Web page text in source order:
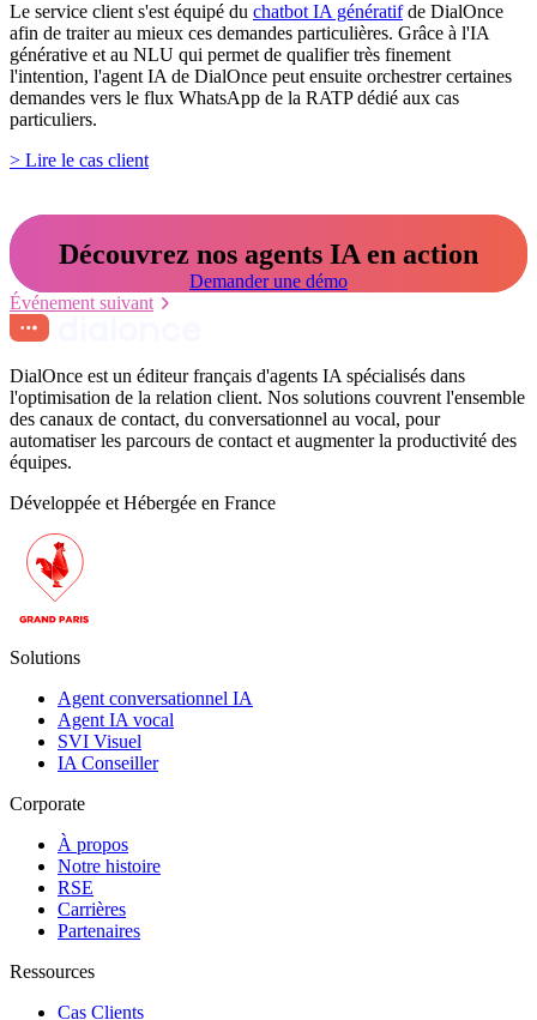
Le service client s'est équipé du chatbot IA génératifde DialOnce
afin de traiter au mieux ces demandes particulières. Grâce à l'IA
générative et au NLU qui permet de qualifier très finement
l'intention, l'agent IA de DialOnce peut ensuite orchestrer certaines
demandes vers le flux WhatsApp de la RATP dédié aux cas
particuliers.
> Lire le cas client
Découvrez nos agents IA en action
Demander une démo
Événement suivant
DialOnce est un éditeur français d'agents IA spécialisés dans
l'optimisation de la relation client. Nos solutions couvrent l'ensemble
des canaux de contact, du conversationnel au vocal, pour
automatiser les parcours de contact et augmenter la productivité des
équipes.
Développée et Hébergée en France
Solutions
Agent conversationnel IA
Agent IA vocal
SVI Visuel
IA Conseiller
Corporate
À propos
Notre histoire
RSE
Carrières
Partenaires
Ressources
Cas Clients